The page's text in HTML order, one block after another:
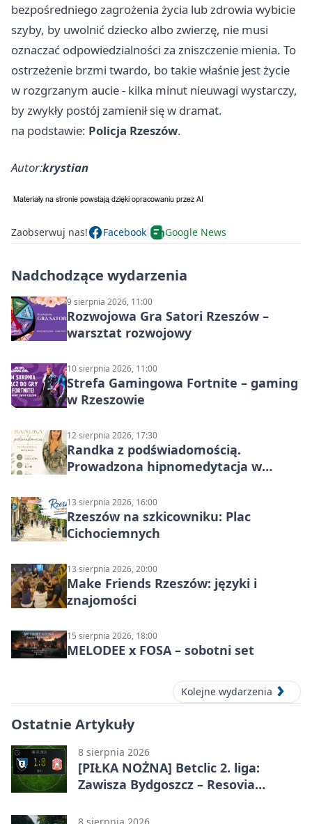
bezpośredniego zagrożenia życia lub zdrowia wybicie
szyby, by uwolnić dziecko albo zwierzę, nie musi
oznaczać odpowiedzialności za zniszczenie mienia. To
ostrzeżenie brzmi twardo, bo takie właśnie jest życie
w rozgrzanym aucie - kilka minut nieuwagi wystarczy,
by zwykły postój zamienił się w dramat.
na podstawie: Policja Rzeszów.
Autor:krystian
Zaobserwuj nas! Facebook Google News
Nadchodzące wydarzenia
9 sierpnia 2026, 11:00
Rozwojowa Gra Satori Rzeszów –
warsztat rozwojowy
10 sierpnia 2026, 11:00
Strefa Gamingowa Fortnite – gaming
w Rzeszowie
12 sierpnia 2026, 17:30
Randka z podświadomością.
Prowadzona hipnomedytacja w
13 sierpnia 2026, 16:00
Rzeszów na szkicowniku: Plac
Cichociemnych
13 sierpnia 2026, 20:00
Make Friends Rzeszów: języki i
znajomości
15 sierpnia 2026, 18:00
MELODEE x FOSA – sobotni set
Kolejne wydarzenia
Ostatnie Artykuły
8 sierpnia 2026
[PIŁKA NOŻNA] Betclic 2. liga:
Zawisza Bydgoszcz – Resovia
pierwszym zwycięstwem